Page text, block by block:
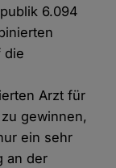
6.094
die
Arzt für
gewinnen,
ein sehr
an der